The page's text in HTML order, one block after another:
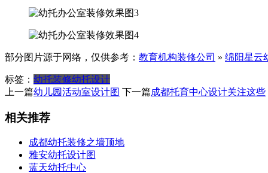
部分图片源于网络，仅供参考： 教育机构装修公司 » 绵阳星云
标签： 幼托装修幼托设计
上一篇幼儿园活动室设计图 下一篇成都托育中心设计关注这些
相关推荐
成都幼托装修之墙顶地
雅安幼托设计图
蓝天幼托中心